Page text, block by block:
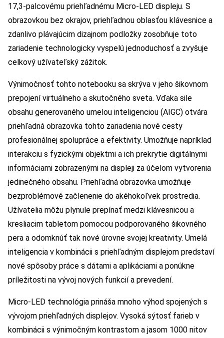
17,3-palcovému priehľadnému Micro-LED displeju. S
obrazovkou bez okrajov, priehľadnou oblasťou klávesnice a
zdanlivo plávajúcim dizajnom podložky zosobňuje toto
zariadenie technologicky vyspelú jednoduchosť a zvyšuje
celkový užívateľský zážitok.
Výnimočnosť tohto notebooku sa skrýva v jeho šikovnom
prepojení virtuálneho a skutočného sveta. Vďaka sile
obsahu generovaného umelou inteligenciou (AIGC) otvára
priehľadná obrazovka tohto zariadenia nové cesty
profesionálnej spolupráce a efektivity. Umožňuje napríklad
interakciu s fyzickými objektmi a ich prekrytie digitálnymi
informáciami zobrazenými na displeji za účelom vytvorenia
jedinečného obsahu. Priehľadná obrazovka umožňuje
bezproblémové začlenenie do akéhokoľvek prostredia.
Užívatelia môžu plynule prepínať medzi klávesnicou a
kresliacim tabletom pomocou podporovaného šikovného
pera a odomknúť tak nové úrovne svojej kreativity. Umelá
inteligencia v kombinácii s priehľadným displejom predstaví
nové spôsoby práce s dátami a aplikáciami a ponúkne
príležitosti na vývoj nových funkcií a prevedení.
Micro-LED technológia prináša mnoho výhod spojených s
vývojom priehľadných displejov. Vysoká sýtosť farieb v
kombinácii s výnimočným kontrastom a jasom 1000 nitov